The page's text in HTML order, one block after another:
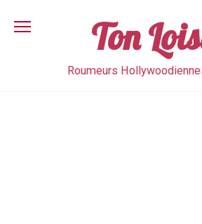
content
Ton
Roumeurs